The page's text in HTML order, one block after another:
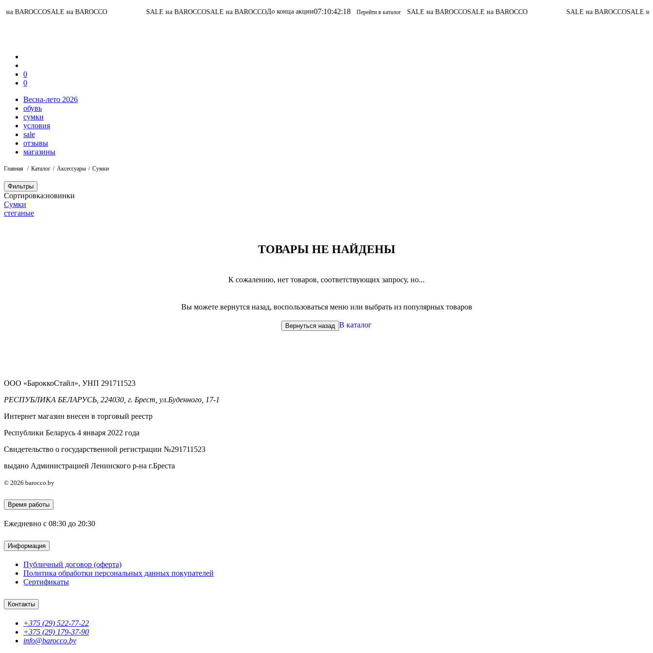
BAROCCOSALE на BAROCCO SALE на BAROCCOSALE на BAROCCOДо конца акции07:10:42:18 Перейти в каталог SALE на BAROCCOSALE на BAROCCO SALE на BAROCCOSALE на
0
0
Весна-лето 2026
обувь
сумки
условия
sale
отзывы
магазины
Главная Каталог Аксессуары Сумки
Фильтры
Сортировка:новинки
Сумки
стеганые
ТОВАРЫ НЕ НАЙДЕНЫ
К сожалению, нет товаров, соответствующих запросу, но...
Вы можете вернутся назад, воспользоваться меню или выбрать из популярных товаров
Вернуться назад В каталог
ООО «БароккоСтайл», УНП 291711523
РЕСПУБЛИКА БЕЛАРУСЬ, 224030, г. Брест, ул.Буденного, 17-1
Интернет магазин внесен в торговый реестр
Республики Беларусь 4 января 2022 года
Свидетельство о государственной регистрации №291711523
выдано Администрацией Ленинского р-на г.Бреста
© 2026 barocco.by
Время работы
Ежедневно с 08:30 до 20:30
Информация
Публичный договор (оферта)
Политика обработки персональных данных покупателей
Сертификаты
Контакты
+375 (29) 522-77-22
+375 (29) 179-37-90
info@barocco.by